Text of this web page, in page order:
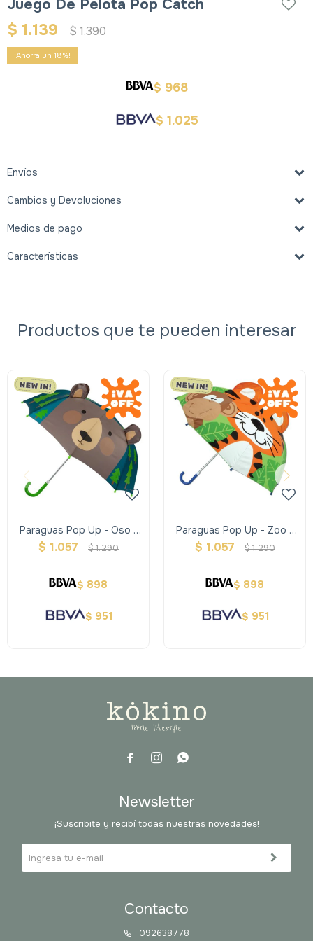
Juego De Pelota Pop Catch
$ 1.139 $1.390
18
$ 968
$ 1.025
Envíos
Cambios y Devoluciones
Medios de pago
Características
Productos que te pueden interesar
Paraguas Pop Up - Oso -
Stephen Joseph
$ 1.057 $1.290
$ 898
$ 951
Paraguas Pop Up - Zoo -
Stephen Joseph
$ 1.057 $1.290
$ 898
$ 951
  
Contacto
092638778
Newsletter
¡Suscribite y recibí todas nuestras novedades!